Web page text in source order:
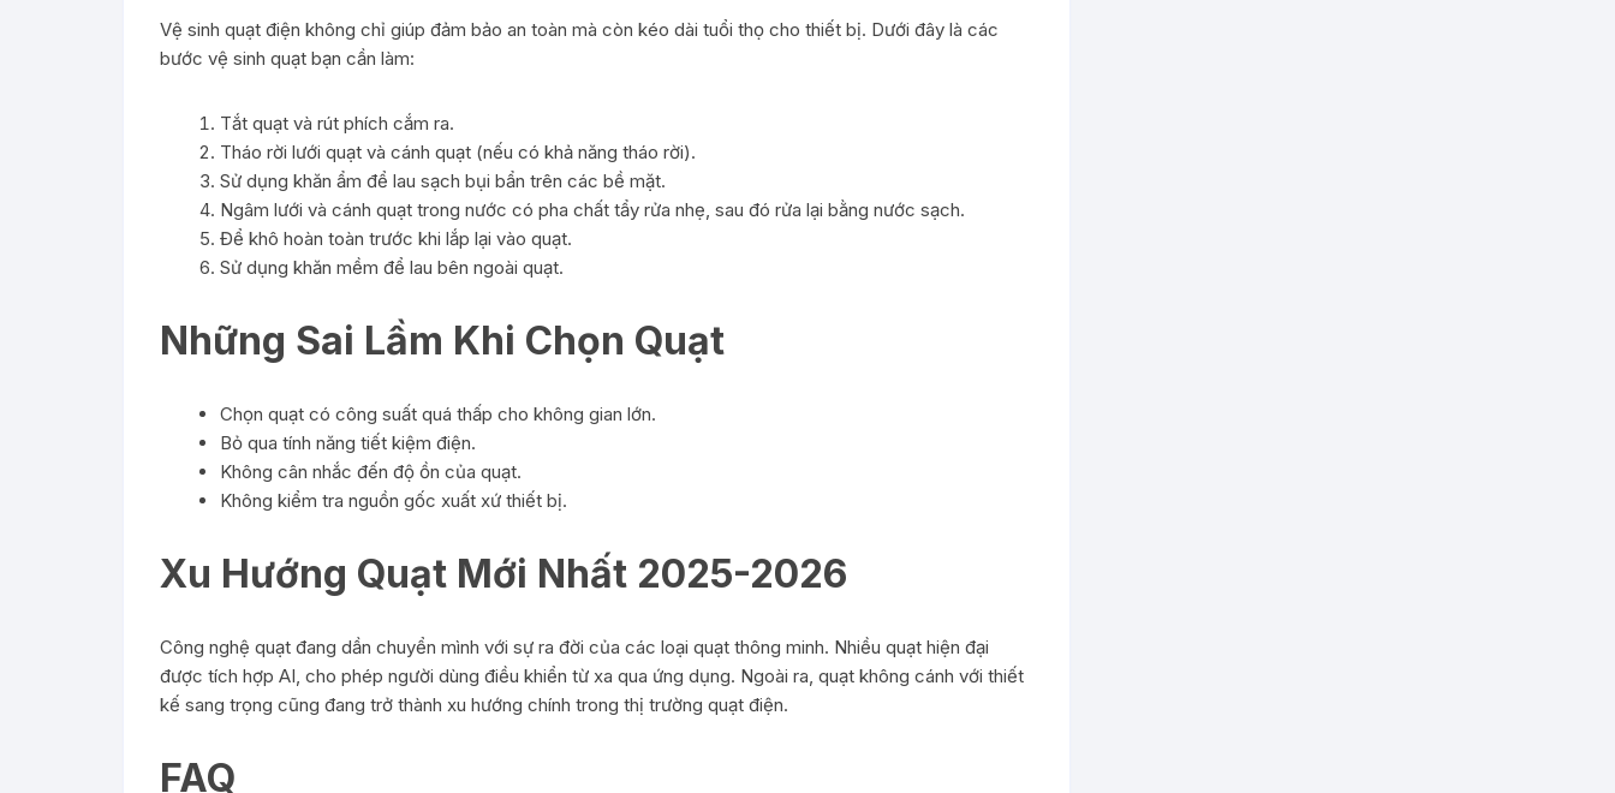
Vệ sinh quạt điện không chỉ giúp đảm bảo an toàn mà còn kéo dài tuổi thọ cho thiết bị. Dưới đây là các
bước vệ sinh quạt bạn cần làm:
Tắt quạt và rút phích cắm ra.
Tháo rời lưới quạt và cánh quạt (nếu có khả năng tháo rời).
Sử dụng khăn ẩm để lau sạch bụi bẩn trên các bề mặt.
Ngâm lưới và cánh quạt trong nước có pha chất tẩy rửa nhẹ, sau đó rửa lại bằng nước sạch.
Để khô hoàn toàn trước khi lắp lại vào quạt.
Sử dụng khăn mềm để lau bên ngoài quạt.
Những Sai Lầm Khi Chọn Quạt
Chọn quạt có công suất quá thấp cho không gian lớn.
Bỏ qua tính năng tiết kiệm điện.
Không cân nhắc đến độ ồn của quạt.
Không kiểm tra nguồn gốc xuất xứ thiết bị.
Xu Hướng Quạt Mới Nhất 2025-2026
Công nghệ quạt đang dần chuyển mình với sự ra đời của các loại quạt thông minh. Nhiều quạt hiện đại
được tích hợp AI, cho phép người dùng điều khiển từ xa qua ứng dụng. Ngoài ra, quạt không cánh với thiết
kế sang trọng cũng đang trở thành xu hướng chính trong thị trường quạt điện.
FAQ